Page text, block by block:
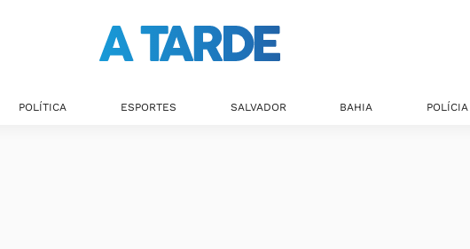
POLÍTICA ESPORTES SALVADOR BAHIA POLÍCIA